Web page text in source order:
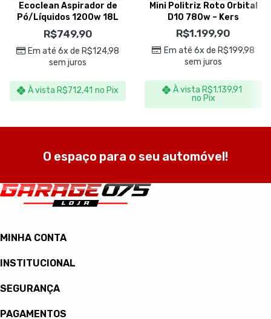
Ecoclean Aspirador de
Pó/Líquidos 1200w 18L
220v – IPC Brasil
R$749,90
Em até 6x de R$124,98
sem juros
À vista R$712,41 no Pix
Mini Politriz Roto Orbital
D10 780w – Kers
R$1.199,90
Em até 6x de R$199,98
sem juros
À vista R$1.139,91
no Pix
O espaço para o seu automóvel!
MINHA CONTA
INSTITUCIONAL
SEGURANÇA
PAGAMENTOS